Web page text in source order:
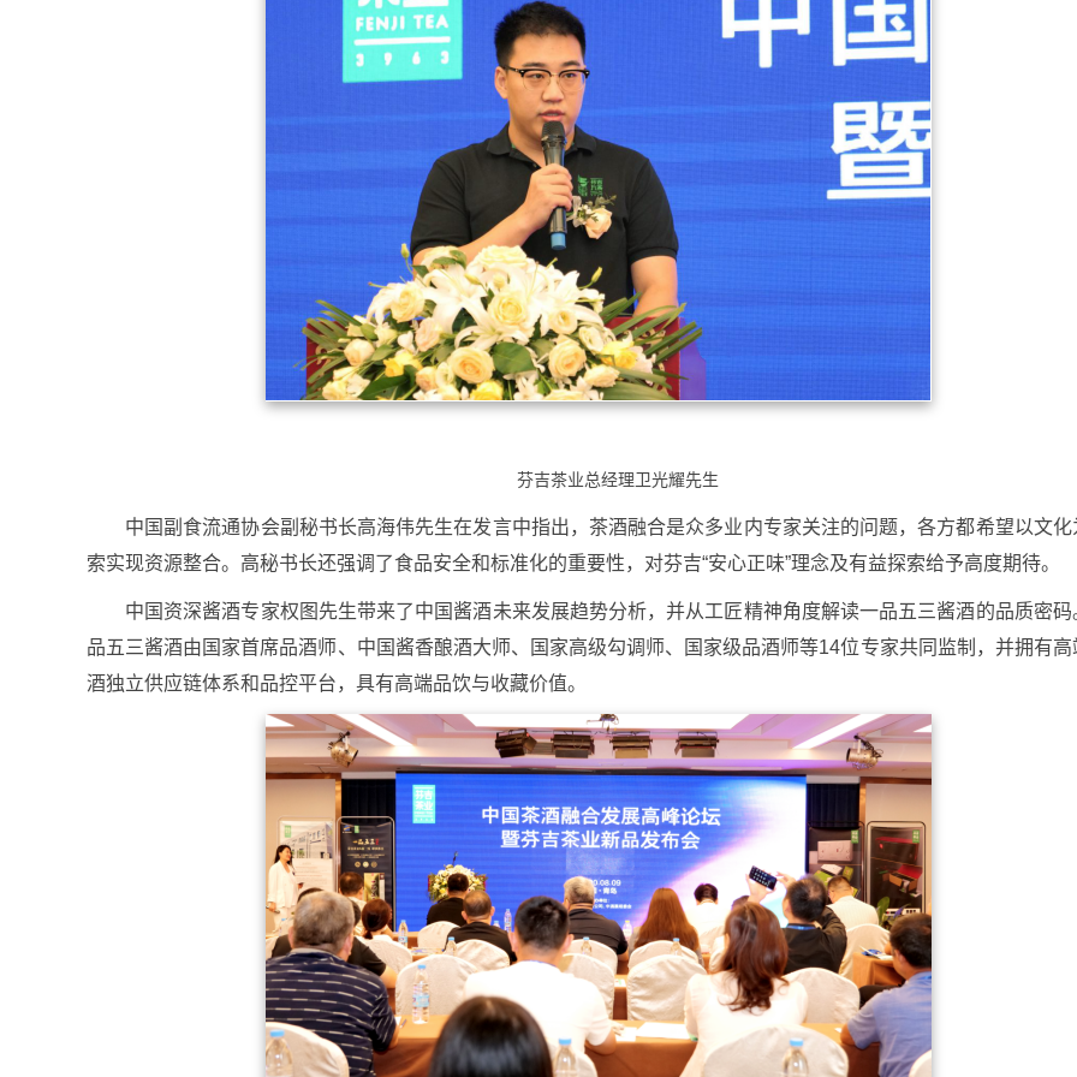
芬吉茶业总经理卫光耀先生
中国副食流通协会副秘书长高海伟先生在发言中指出，茶酒融合是众多业内专家关注的问题，各方都希望以文化
索实现资源整合。高秘书长还强调了食品安全和标准化的重要性，对芬吉“安心正味”理念及有益探索给予高度期待。
中国资深酱酒专家权图先生带来了中国酱酒未来发展趋势分析，并从工匠精神角度解读一品五三酱酒的品质密码
品五三酱酒由国家首席品酒师、中国酱香酿酒大师、国家高级勾调师、国家级品酒师等14位专家共同监制，并拥有高
酒独立供应链体系和品控平台，具有高端品饮与收藏价值。